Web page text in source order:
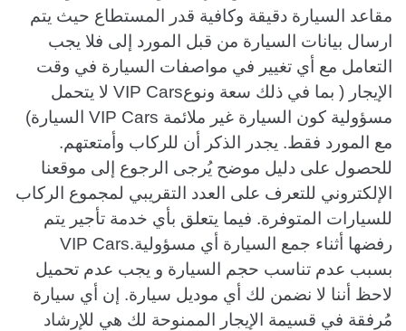
مقاعد السيارة دقيقة وكافية قدر المستطاع حيث يتم
ارسال بيانات السيارة من قبل المورد إلى فلا يجب
التعامل مع أي تغيير في مواصفات السيارة في وقت
الإيجار ( بما في ذلك سعة ونوعVIP Cars لا يتحمل
مسؤولية كون السيارة غير ملائمة VIP Cars السيارة)
مع المورد فقط. يجدر الذكر أن للركاب وأمتعتهم.
للحصول على دليل موضح يُرجى الرجوع إلى موقعنا
الإلكتروني للتعرف على العدد التقريبي لمجموع الركاب
للسيارات المتوفرة. فيما يتعلق بأي خدمة تأجير يتم
رفضها أثناء جمع السيارة أي مسؤولية.VIP Cars
بسبب عدم تناسب حجم السيارة و يجب عدم تحميل
لاحظ أننا لا نضمن لك أي موديل سيارة. إن أي سيارة
مُرفقة في قسيمة الإيجار الممنوحة لك هي للإرشاد